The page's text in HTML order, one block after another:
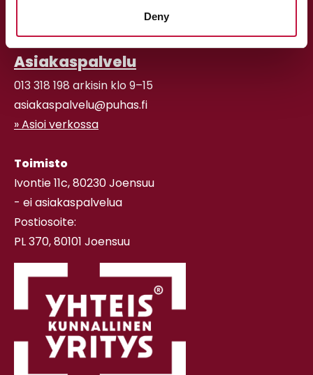
Deny
Asiakaspalvelu
013 318 198 arkisin klo 9–15
asiakaspalvelu@puhas.fi
» Asioi verkossa
Toimisto
Ivontie 11c, 80230 Joensuu
- ei asiakaspalvelua
Postiosoite:
PL 370, 80101 Joensuu